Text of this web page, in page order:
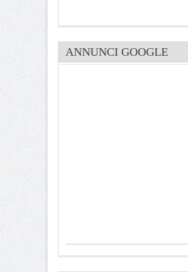
ANNUNCI GOOGLE